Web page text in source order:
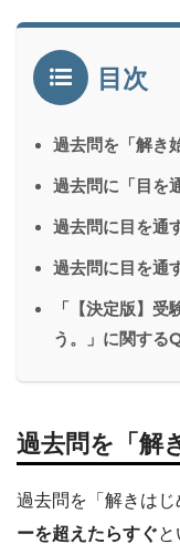
目次
過去問を「解き
過去問に「目を
過去問に目を通
過去問に目を通
「【決定版】
う。」に関する
過去問を「解
過去問を「解きはじ
ーを超えたらすぐ